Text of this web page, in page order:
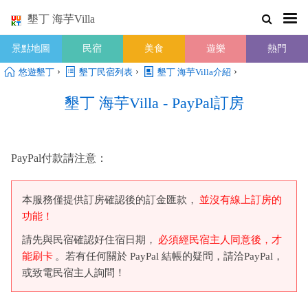
墾丁 海芋Villa
景點地圖 民宿 美食 遊樂 熱門
悠遊墾丁 › 墾丁民宿列表 › 墾丁 海芋Villa介紹 ›
墾丁 海芋Villa - PayPal訂房
PayPal付款請注意：
本服務僅提供訂房確認後的訂金匯款，
並沒有線上訂房的
功能！
請先與民宿確認好住宿日期，
必須經民宿主人同意後，才
能刷卡 。若有任何關於 PayPal 結帳的疑問，請洽PayPal，
或致電民宿主人詢問！